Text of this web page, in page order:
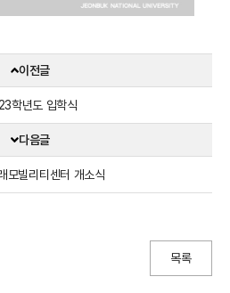
이전글
학년도 입학식
다음글
모빌리티센터 개소식
목록